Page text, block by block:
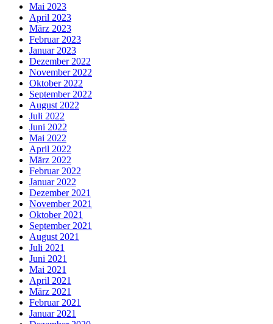
Mai 2023
April 2023
März 2023
Februar 2023
Januar 2023
Dezember 2022
November 2022
Oktober 2022
September 2022
August 2022
Juli 2022
Juni 2022
Mai 2022
April 2022
März 2022
Februar 2022
Januar 2022
Dezember 2021
November 2021
Oktober 2021
September 2021
August 2021
Juli 2021
Juni 2021
Mai 2021
April 2021
März 2021
Februar 2021
Januar 2021